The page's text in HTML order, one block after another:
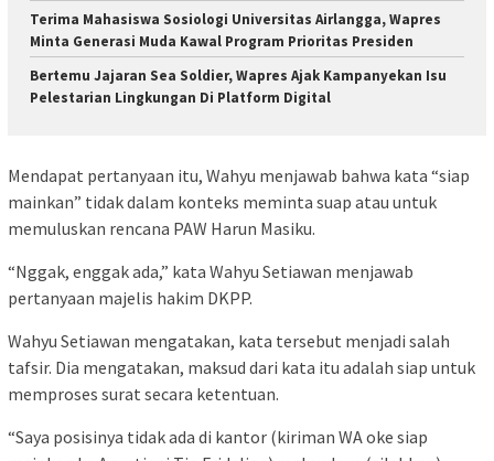
Terima Mahasiswa Sosiologi Universitas Airlangga, Wapres
Minta Generasi Muda Kawal Program Prioritas Presiden
Bertemu Jajaran Sea Soldier, Wapres Ajak Kampanyekan Isu
Pelestarian Lingkungan Di Platform Digital
Mendapat pertanyaan itu, Wahyu menjawab bahwa kata “siap
mainkan” tidak dalam konteks meminta suap atau untuk
memuluskan rencana PAW Harun Masiku.
“Nggak, enggak ada,” kata Wahyu Setiawan menjawab
pertanyaan majelis hakim DKPP.
Wahyu Setiawan mengatakan, kata tersebut menjadi salah
tafsir. Dia mengatakan, maksud dari kata itu adalah siap untuk
memproses surat secara ketentuan.
“Saya posisinya tidak ada di kantor (kiriman WA oke siap